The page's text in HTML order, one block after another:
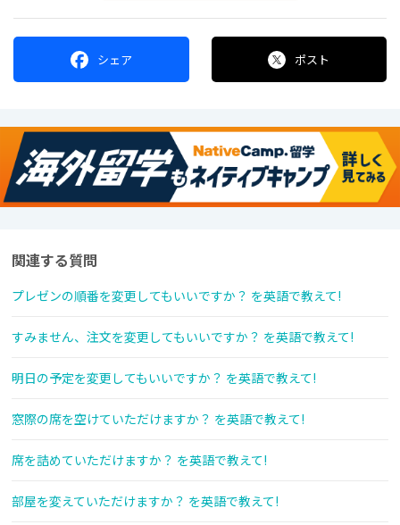
シェア ポスト
関連する質問
プレゼンの順番を変更してもいいですか？ を英語で教えて!
すみません、注文を変更してもいいですか？ を英語で教えて!
明日の予定を変更してもいいですか？ を英語で教えて!
窓際の席を空けていただけますか？ を英語で教えて!
席を詰めていただけますか？ を英語で教えて!
部屋を変えていただけますか？ を英語で教えて!